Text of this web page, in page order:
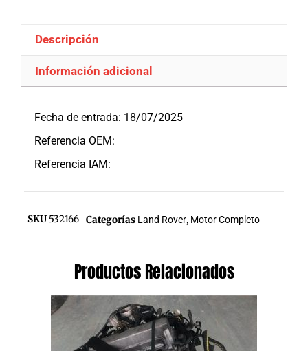
Descripción
Información adicional
Fecha de entrada: 18/07/2025
Referencia OEM:
Referencia IAM:
SKU 532166 Categorías Land Rover, Motor Completo
Productos Relacionados